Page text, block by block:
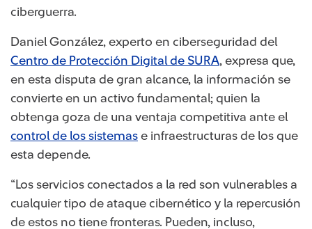
ciberguerra.
Daniel González, experto en ciberseguridad del
Centro de Protección Digital de SURA, expresa que,
en esta disputa de gran alcance, la información se
convierte en un activo fundamental; quien la
obtenga goza de una ventaja competitiva ante el
control de los sistemas e infraestructuras de los que
esta depende.
“Los servicios conectados a la red son vulnerables a
cualquier tipo de ataque cibernético y la repercusión
de estos no tiene fronteras. Pueden, incluso,